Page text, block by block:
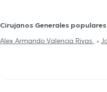
Cirujanos Generales
Alex Armando Valencia Rivas